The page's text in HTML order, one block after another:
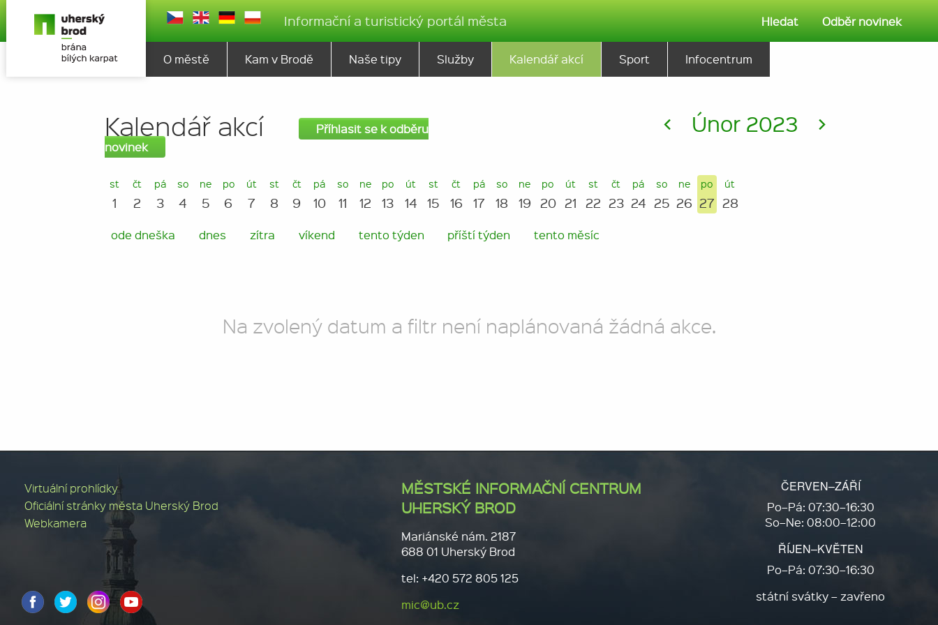
Informační a turistický portál města Hledat Odběr novinek
O městě Kam v Brodě Naše tipy Služby Kalendář akcí Sport Infocentrum
Kalendář akcí
Příhlasit se k odběru
novinek
< Únor 2023 >
st
1
čt
2
pá
3
so
4
ne
5
po
6
út
7
st
8
čt
9
pá
10
so
11
ne
12
po
13
út
14
st
15
čt
16
pá
17
so
18
ne
19
po
20
út
21
st
22
čt
23
pá
24
so
25
ne
26
po
27
út
28
ode dneška dnes zítra víkend tento týden příští týden tento měsíc
Na zvolený datum a filtr není naplánovaná žádná akce.
Virtuální prohlídky
Oficiální stránky města Uherský Brod
Webkamera
MĚSTSKÉ INFORMAČNÍ CENTRUM
UHERSKÝ BROD
Mariánské nám. 2187
688 01 Uherský Brod
tel: +420 572 805 125
mic@ub.cz
ČERVEN–ZÁŘÍ
Po–Pá: 07:30–16:30
So–Ne: 08:00–12:00
ŘÍJEN–KVĚTEN
Po–Pá: 07:30–16:30
státní svátky – zavřeno